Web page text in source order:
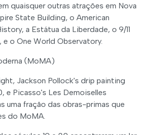
quaisquer outras atrações em Nova
State Building, o American
a Estátua da Liberdade, o 9/11
e o One World Observatory.
(MoMA)
Jackson Pollock's drip painting
e Picasso's Les Demoiselles
uma fração das obras-primas que
do MoMA.